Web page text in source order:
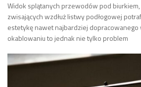
Widok splątanych przewodów pod biurkiem,
zwisających wzdłuż listwy podłogowej
estetykę nawet najbardziej dopracowanego
okablowaniu to jednak nie tylko problem